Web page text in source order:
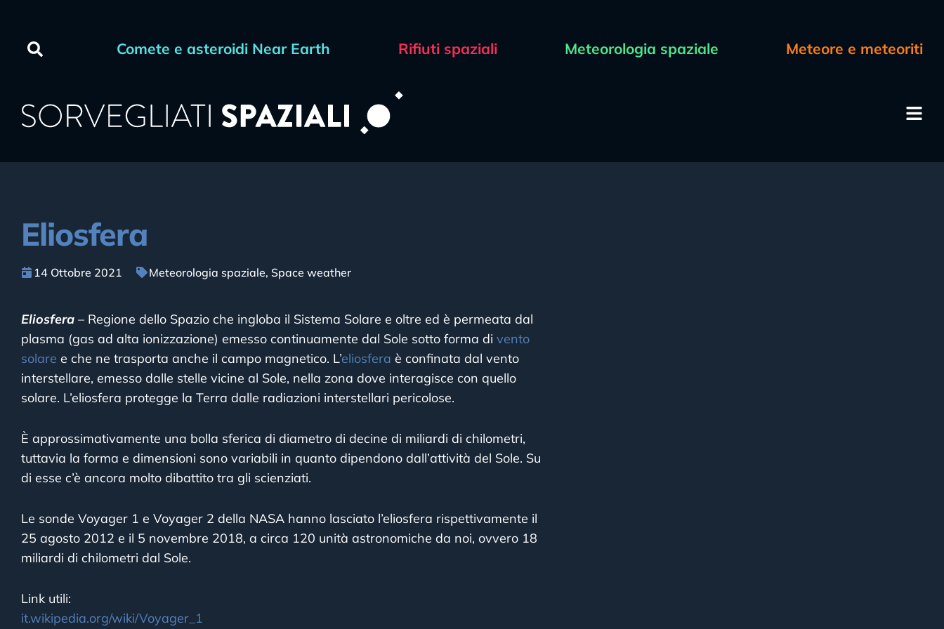
Comete e asteroidi Near Earth Rifiuti spaziali Meteorologia spaziale Meteore e meteoriti
Eliosfera
14 Ottobre 2021 Meteorologia spaziale, Space weather
Eliosfera – Regione dello Spazio che ingloba il Sistema Solare e oltre ed è permeata dal
plasma (gas ad alta ionizzazione) emesso continuamente dal Sole sotto forma di vento
solare e che ne trasporta anche il campo magnetico. L’eliosfera è confinata dal vento
interstellare, emesso dalle stelle vicine al Sole, nella zona dove interagisce con quello
solare. L’eliosfera protegge la Terra dalle radiazioni interstellari pericolose.
È approssimativamente una bolla sferica di diametro di decine di miliardi di chilometri,
tuttavia la forma e dimensioni sono variabili in quanto dipendono dall’attività del Sole. Su
di esse c’è ancora molto dibattito tra gli scienziati.
Le sonde Voyager 1 e Voyager 2 della NASA hanno lasciato l’eliosfera rispettivamente il
25 agosto 2012 e il 5 novembre 2018, a circa 120 unità astronomiche da noi, ovvero 18
miliardi di chilometri dal Sole.
Link utili:
it.wikipedia.org/wiki/Voyager_1